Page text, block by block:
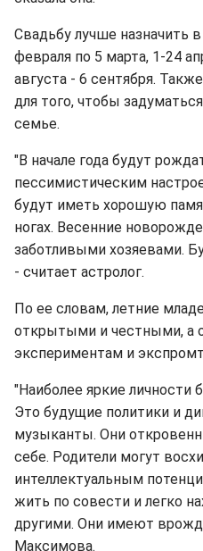
Свадьбу лучше назначить
февраля по 5 марта, 1-24
августа - 6 сентября.
для того, чтобы
семье.
"В начале года будут
пессимистическим
будут иметь хорошую
ногах. Весенние
заботливыми хозяевами.
- считает астролог.
По ее словам, летние
открытыми и честными, а
экспериментам и
"Наиболее яркие личности
Это будущие политики и
музыканты. Они
себе. Родители могут
интеллектуальным
жить по совести и легко
другими. Они имеют
Максимова.